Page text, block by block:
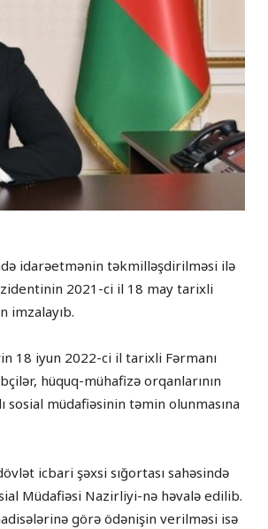
idarəetmənin təkmilləşdirilməsi ilə
2021-ci il 18 may tarixli
imzalayıb.
18 iyun 2022-ci il tarixli Fərmanı
hüquq-mühafizə orqanlarının
sosial müdafiəsinin təmin olunmasına
icbari şəxsi sığortası sahəsində
Müdafiəsi Nazirliyi-nə həvalə edilib.
görə ödənişin verilməsi isə